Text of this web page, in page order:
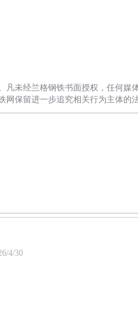
凡未经兰格钢铁书面授权，任何媒
网保留进一步追究相关行为主体的
4/30